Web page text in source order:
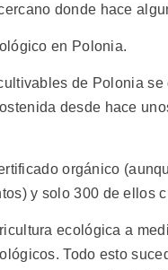
donde hace
en Polonia.
de Polonia se
desde hace
orgánico
y solo 300 de ellos
ecológica a
Todo esto